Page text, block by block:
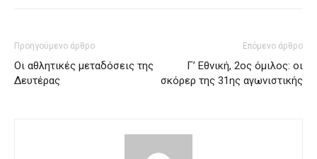
Προηγούμενο άρθρο
Οι αθλητικές μεταδόσεις της
Δευτέρας
Επόμενο άρθρο
Γ’ Εθνική, 2ος όμιλος: οι
σκόρερ της 31ης αγωνιστικής